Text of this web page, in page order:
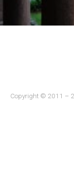
Copyright © 2011 –